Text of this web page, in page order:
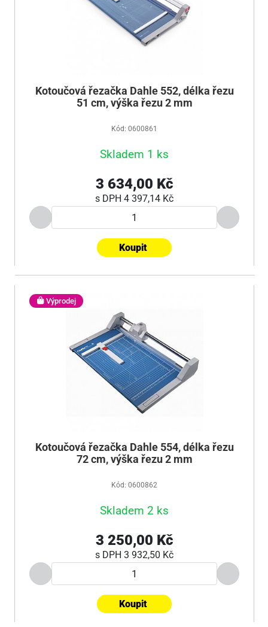
Kotoučová řezačka Dahle 552, délka řezu
51 cm, výška řezu 2 mm
Kód: 0600861
Skladem 1 ks
3 634,00 Kč
s DPH 4 397,14 Kč
Koupit
Výprodej
Kotoučová řezačka Dahle 554, délka řezu
72 cm, výška řezu 2 mm
Kód: 0600862
Skladem 2 ks
3 250,00 Kč
s DPH 3 932,50 Kč
Koupit